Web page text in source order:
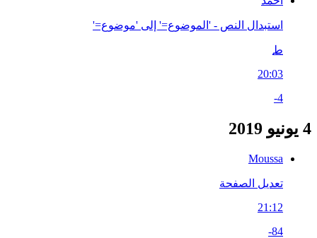
استبدال النص - 'الموضوع=' إلى 'موضوع='
ط
20:03
-4
4 يونيو 2019
Moussa
تعديل الصفحة
21:12
-84